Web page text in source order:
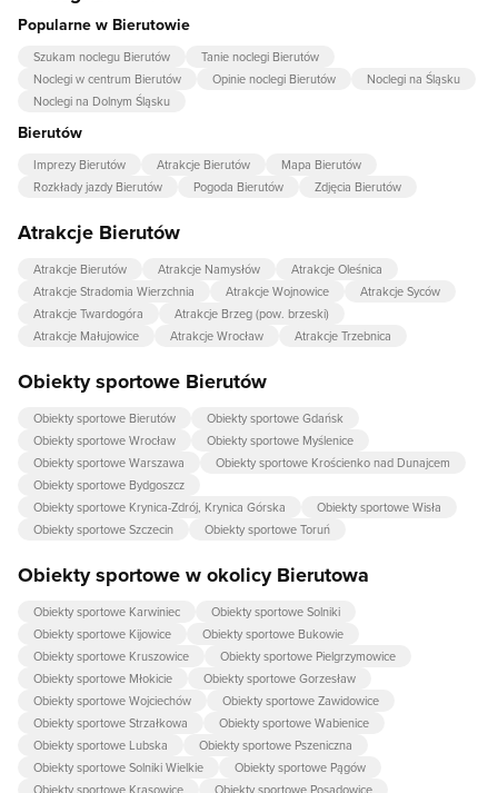
Popularne w Bierutowie
Szukam noclegu Bierutów
Tanie noclegi Bierutów
Noclegi w centrum Bierutów
Opinie noclegi Bierutów
Noclegi na Śląsku
Noclegi na Dolnym Śląsku
Bierutów
Imprezy Bierutów Atrakcje Bierutów
Mapa Bierutów
Rozkłady jazdy Bierutów
Pogoda Bierutów Zdjęcia Bierutów
Atrakcje Bierutów
Atrakcje Bierutów Atrakcje Namysłów
Atrakcje Oleśnica
Atrakcje Stradomia Wierzchnia
Atrakcje Wojnowice
Atrakcje Syców
Atrakcje Twardogóra
Atrakcje Brzeg (pow. brzeski)
Atrakcje Małujowice
Atrakcje Wrocław Atrakcje Trzebnica
Obiekty sportowe Bierutów
Obiekty sportowe Bierutów
Obiekty sportowe Gdańsk
Obiekty sportowe Wrocław
Obiekty sportowe Myślenice
Obiekty sportowe Warszawa
Obiekty sportowe Krościenko nad Dunajcem
Obiekty sportowe Bydgoszcz
Obiekty sportowe Krynica-Zdrój, Krynica Górska
Obiekty sportowe Wisła
Obiekty sportowe Szczecin
Obiekty sportowe Toruń
Obiekty sportowe w okolicy Bierutowa
Obiekty sportowe Karwiniec
Obiekty sportowe Solniki
Obiekty sportowe Kijowice
Obiekty sportowe Bukowie
Obiekty sportowe Kruszowice
Obiekty sportowe Pielgrzymowice
Obiekty sportowe Młokicie
Obiekty sportowe Gorzesław
Obiekty sportowe Wojciechów
Obiekty sportowe Zawidowice
Obiekty sportowe Strzałkowa
Obiekty sportowe Wabienice
Obiekty sportowe Lubska
Obiekty sportowe Pszeniczna
Obiekty sportowe Solniki Wielkie
Obiekty sportowe Pągów